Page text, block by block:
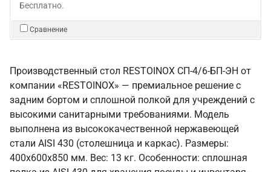
Бесплатно.
Сравнение
Производственный стол RESTOINOX СП-4/6-БП-ЭН от
компании «RESTOINOX» — премиальное решение с
задним бортом и сплошной полкой для учреждений с
высокими санитарными требованиями. Модель
выполнена из высококачественной нержавеющей
стали AISI 430 (столешница и каркас). Размеры:
400x600x850 мм. Вес: 13 кг. Особенности: сплошная